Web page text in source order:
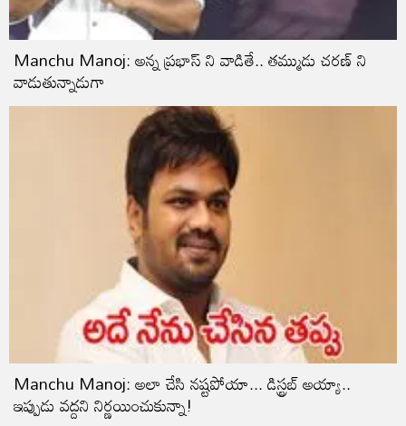
Manchu Manoj: అన్న ప్రభాస్ ని వాడితే.. తమ్ముడు చరణ్ ని
వాడుతున్నాడుగా
Manchu Manoj: అలా చేసి నష్టపోయా... డిస్ట్రబ్‌ అయ్యా..
ఇప్పుడు వద్దని నిర్ణయించుకున్నా!